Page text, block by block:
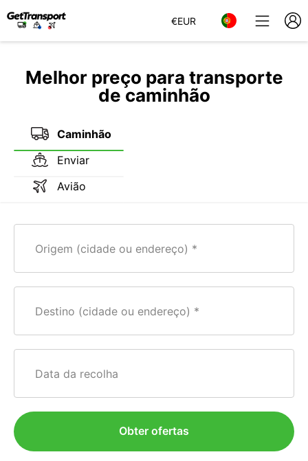
€EUR
Melhor preço para transporte
de caminhão
Caminhão
Enviar
Avião
Origem (cidade ou endereço)
Destino (cidade ou endereço)
Data da recolha
Obter ofertas